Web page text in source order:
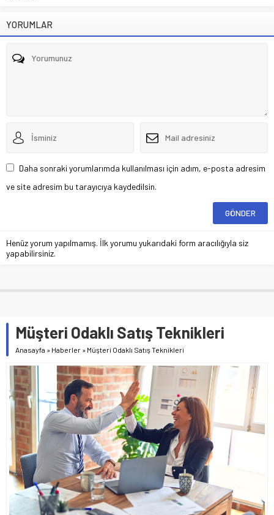
YORUMLAR
Daha sonraki yorumlarımda kullanılması için adım, e-posta adresim
ve site adresim bu tarayıcıya kaydedilsin.
Henüz yorum yapılmamış. İlk yorumu yukarıdaki form aracılığıyla siz
yapabilirsiniz.
Müşteri Odaklı Satış Teknikleri
Anasayfa » Haberler » Müşteri Odaklı Satış Teknikleri